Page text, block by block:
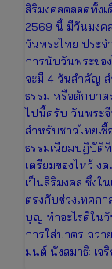
สิริมงคลตลอดทั้งเ
2569 นี้ มีวันมง
วันพระไทย ประ
การนับวันพระขอ
จะมี 4 วันสำคัญ
ธรรม หรือตักบาต
ไปนี้ครับ วันพระ
สำหรับชาวไทยเชื้
ธรรมเนียมปฏิบัติ
เตรียมของไหว้ ง
เป็นสิริมงคล ซึ่งใ
ตรงกับช่วงเทศก
บุญ ทำอะไรดีใน
การใส่บาตร ถว
มนต์ นั่งสมาธิ: เจ